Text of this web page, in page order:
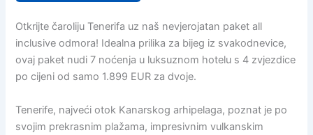
Otkrijte čaroliju Tenerifa uz naš nevjerojatan paket all
inclusive odmora! Idealna prilika za bijeg iz svakodnevice,
ovaj paket nudi 7 noćenja u luksuznom hotelu s 4 zvjezdice
po cijeni od samo 1.899 EUR za dvoje.
Tenerife, najveći otok Kanarskog arhipelaga, poznat je po
svojim prekrasnim plažama, impresivnim vulkanskim